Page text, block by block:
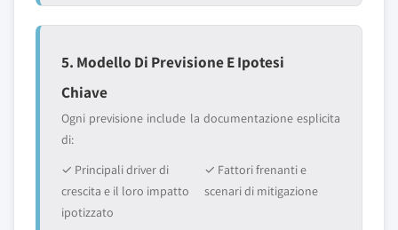
5. Modello Di Previsione E Ipotesi
Chiave
Ogni previsione include la documentazione esplicita
di:
✓ Principali driver di
crescita e il loro impatto
ipotizzato
✓ Fattori frenanti e
scenari di mitigazione